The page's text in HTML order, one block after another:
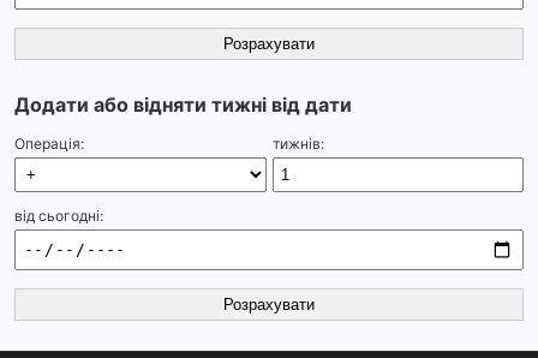
Розрахувати
Додати або відняти тижні від дати
Операція: тижнів:
від сьогодні:
Розрахувати